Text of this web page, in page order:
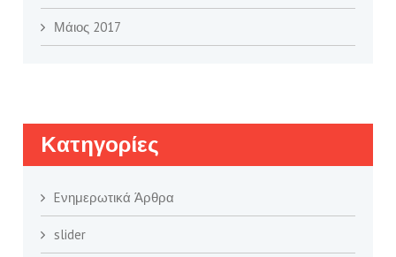
Μάιος 2017
Kατηγορίες
Eνημερωτικά Άρθρα
slider